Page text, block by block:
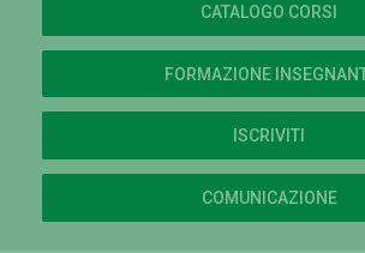
CATALOGO CORSI
FORMAZIONE
ISCRIVITI
COMUNICAZIONE